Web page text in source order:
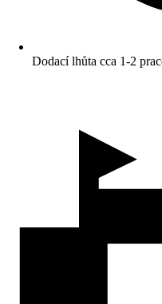
Dodací lhůta cca 1-2